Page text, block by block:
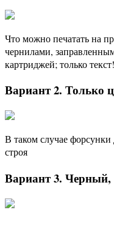
Что можно печатать на
чернилами,
картриджей; только
Вариант 2. Только
В таком случае
строя
Вариант 3. Черный,